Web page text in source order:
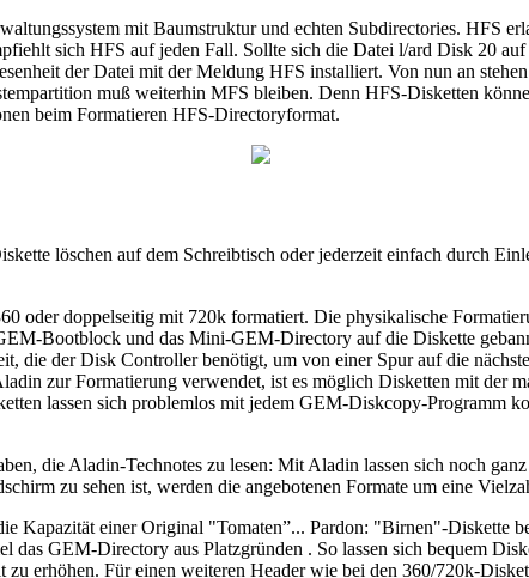
mit Baumstruktur und echten Subdirectories. HFS
sich HFS auf jeden Fall. Sollte sich die Datei l/ard Disk 20
der Datei mit der Meldung HFS installiert. Von nun an
muß weiterhin MFS bleiben. Denn HFS-Disketten
beim Formatieren HFS-Directoryformat.
löschen auf dem Schreibtisch oder jederzeit einfach durch
oder doppelseitig mit 720k formatiert. Die physikalische
Bootblock und das Mini-GEM-Directory auf die Diskette
die der Disk Controller benötigt, um von einer Spur auf die
zur Formatierung verwendet, ist es möglich Disketten mit der
lassen sich problemlos mit jedem GEM-Diskcopy-Programm
die Aladin-Technotes zu lesen: Mit Aladin lassen sich noch
zu sehen ist, werden die angebotenen Formate um eine
Kapazität einer Original "Tomaten”... Pardon: "Birnen"-Diskette
GEM-Directory aus Platzgründen . So lassen sich bequem
erhöhen. Für einen weiteren Header wie bei den 360/720k-